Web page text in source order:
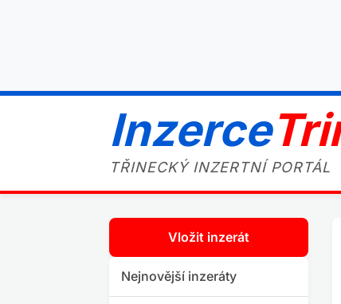
Inzerce
TŘINECKÝ INZERTNÍ PORTÁL
Vložit inzerát
Nejnovější inzeráty